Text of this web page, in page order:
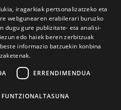
2026ko mar. 1a
iragarkiak pertsonalizatzeko eta
webgunearen erabilerari buruzko
dugu gure publizitate- eta analisi-
edo haiek beren zerbitzuak
informazio batzuekin konbina
ERRENDIMENDUA
FUNTZIONALTASUNA